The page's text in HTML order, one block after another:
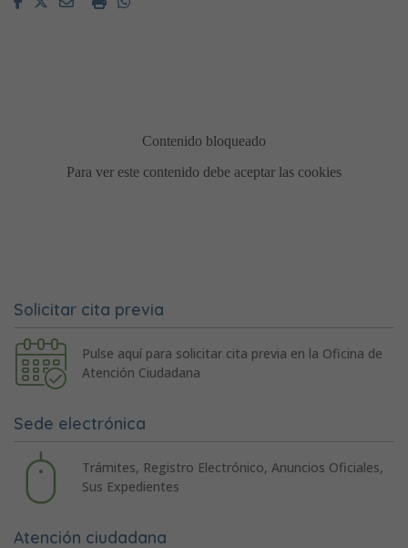
Solicitar cita previa
Pulse aquí para solicitar cita previa en la Oficina de
Atención Ciudadana
Sede electrónica
Trámites, Registro Electrónico, Anuncios Oficiales,
Sus Expedientes
Atención ciudadana